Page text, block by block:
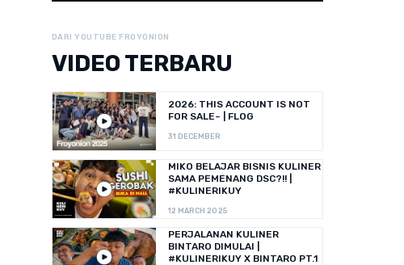
DARI YOUTUBE FROYONION
VIDEO TERBARU
2026: THIS ACCOUNT IS NOT
FOR SALE~ | FLOG
31 DECEMBER
MIKO BELAJAR BISNIS KULINER
SAMA PEMENANG DSC?!! |
#KULINERIKUY
12 MARCH 2025
PERJALANAN KULINER
BINTARO DIMULAI |
#KULINERIKUY X BINTARO PT.1